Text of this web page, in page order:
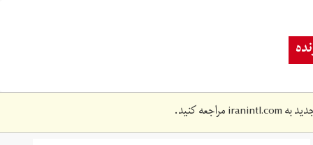
بهiranintl.comمراجعه کنید.